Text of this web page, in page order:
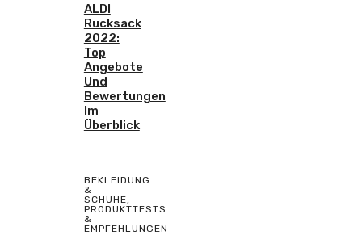
ALDI
Rucksack
2022:
Top
Angebote
Und
Bewertungen
Im
Überblick
BEKLEIDUNG
&
SCHUHE,
PRODUKTTESTS
&
EMPFEHLUNGEN